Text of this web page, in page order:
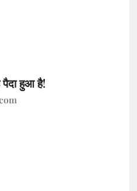
पैदा हुआ है!